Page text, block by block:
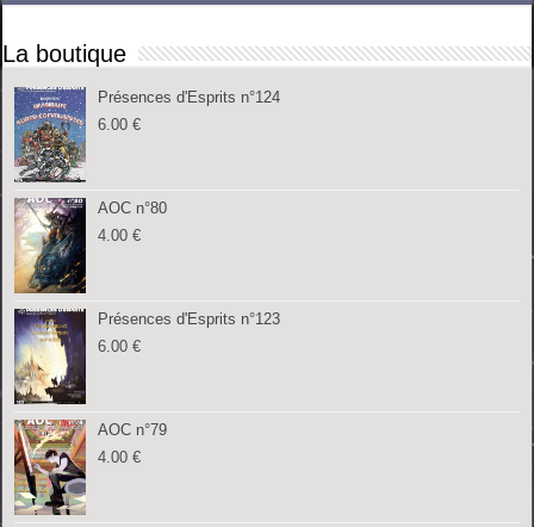
La boutique
Présences d'Esprits n°124
6.00€
AOC n°80
4.00€
Présences d'Esprits n°123
6.00€
AOC n°79
4.00€